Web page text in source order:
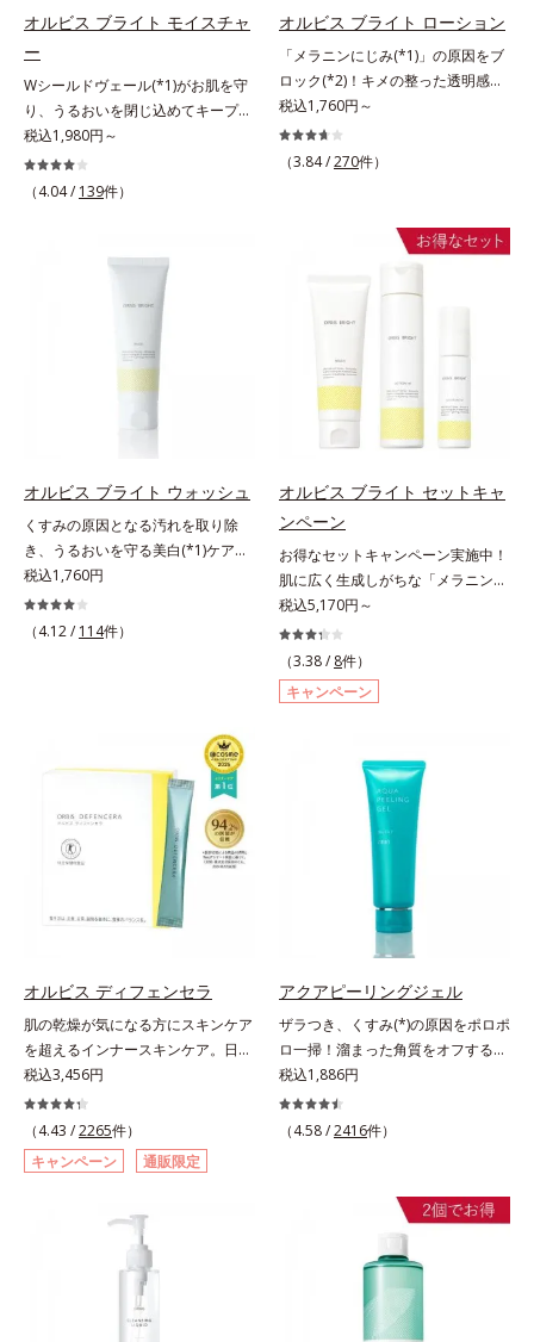
透力(*2)と安定性を実現。毛穴の目
立ちをしっかりケア(*3)して、ゆら
ぎやすいニキビ肌を、みずみずしい
清潔な垢抜け肌(*4)へと導きます。
たっぷりの保湿成分で低刺激。敏感
(*5)。*1 テトラ2-ヘキシルデカン酸
アスコルビル、天然ビタミンE、イ
うるおいによりキメを整えて毛穴を
目立たなくする*4 洗浄による汚れ
の除去*5 すべての方に皮膚刺激が
おきないというわけではありません
※敏感肌対象パッチテスト済（すべ
ての人に皮膚刺激がおきないという
わけではありません）
て、高い浸透力(*6)と安定性を実
現。毛穴の目立ちをしっかりケア
(*7)して、ゆらぎやすいニキビ肌
を、みずみずしい清潔な垢抜け肌
(*1)へと導きます。たっぷりの保湿
成分で低刺激。敏感肌の方にもお使
脂性肌～普通肌）M＝しっとりタイ
プ（ニキビのできやすい肌・普通肌
～乾性肌）*1 洗浄による汚れの除
ヘキシルデカン酸アスコルビル配合
＝整肌成分*4 天然ビタミンE、イノ
シット、フィチン酸、ユズセラミ
ド、スフィンゴ糖脂質*5 テトラ2-
ヘキシルデカン酸アスコルビル、天
ン酸、ユズセラミド、スフィンゴ糖
脂質配合＝肌をなめらかに整える整
肌成分*6 角層まで*7 うるおいによ
りキメを整えて毛穴を目立たなくす
る*8 すべての方に皮膚刺激がおき
ないというわけではありません※敏
感肌対象パッチテスト済（すべての
人に皮膚刺激がおきないというわけ
ではありません）※弱酸性（ローシ
ョン・モイスチャーのみ）
オルビス ブライト モイスチャ
ー
Wシールドヴェール(*1)がお肌を守
り、うるおいを閉じ込めてキープす
る美白(*2)保湿液。業界初(*3)知見
「メラニンの第三のルート」である
「横のひろがり」に着目して、全方
てしまった紫外線ダメージをきっか
けに、肌深く(*6)では「メラニンに
じみ(*7)」が発現。シミやそばかす
という「点」だけでなく、透明感の
なさなどの「面」での透明感を阻害
する原因を引き起こしていることが
ライト シリーズは「メラニンにじ
C(*8)」を採用。肌奥(*6)まで浸透
ラニンの生成を食い止めます。また
オルビス独自成分の「ブライトVC
コンプレックス(*9)」が、透明感を
阻害する原因(*10)にアプローチし
ます。さらに肌表面のなめらかさや
透明感を包括的にサポート。全方位
ケアのアプローチによって、肌本来
の輝きを生かして澄み渡る、輝き透
明肌を叶えます。L＝さっぱりタイ
プ（脂性肌～普通肌）M＝しっとり
タイプ（普通肌～乾性肌）*1 γ－グ
ルタミン酸ポリペプチド、２－メタ
クリロイルオキシエチルホスホリル
コリン・メタクリル酸ブチル共重合
ミ・ソバカスを防ぐ*3 日本化粧品
トに着目し、日本放射線影響学会第
53回大会で2010年10月に初めて発
表したこと*4 うるおいにより透明
感のある肌*5 うるおいによる*6 メ
ラノサイトまで*7 シミ・ソバカス
が肌表面にあらわれること*8 L-ア
スコルビン酸 2-グルコシド、パウダ
ルコ樹皮エキス、油溶性甘草エキス
税込1,980円～
（4.04 / 139件）
オルビス ブライト ローション
「メラニンにじみ(*1)」の原因をブ
ロック(*2)！キメの整った透明感
(*3)のある肌印象へ導く美白(*2)化
粧水。業界初(*4)知見「メラニンの
第三のルート」である「横のひろが
リーズです。受けてしまった紫外線
ダメージをきっかけに、肌深く(*6)
けでなく、透明感のなさなどの
「面」での透明感を阻害する原因を
引き起こしていることがわかりまし
た。そこでオルビス ブライト シリ
ーズは「メラニンにじみ」に着目し
て「高圧処理ビタミンC(*7)」を採
用。肌奥(*6)まで浸透し、シミやソ
バカスの原因となるメラニンの生成
を食い止めます。またオルビス独自
成分の「ブライトVCコンプレック
ス(*8)」が、透明感を阻害する原因
(*9)にアプローチします。さらに肌
表面のなめらかさやみずみずしさを
サポートするために、肌荒れ防止有
効成分と速効性と持続性、2種の保
湿成分も配合し、透明感を包括的に
によって、肌本来の輝きを生かして
澄み渡る、輝き透明肌を叶えます。
L＝さっぱりタイプ（脂性肌～普通
肌）M＝しっとりタイプ（普通肌～
乾性肌）*1 シミ・ソバカスが肌表
面にあらわれること*2 メラニンの
生成を抑え、シミ・ソバカスを防ぐ
*3 うるおいにより透明感のある肌
*4 日本化粧品業界で初めてメラニ
ンの第三のルートに着目し、日本放
射線影響学会第53回大会で2010年
10月に初めて発表したこと*5 うる
おいによる*6 メラノサイトまで*7
L-アスコルビン酸 2-グルコシド*8
L-アスコルビン酸 2-グルコシド、パ
ウダルコ樹皮エキス、油溶性甘草エ
税込1,760円～
（3.84 /270件）
オルビス ブライト ウォッシュ
くすみの原因となる汚れを取り除
き、うるおいを守る美白(*1)ケアシ
リーズの洗顔料。業界初(*2)知見
「メラニンの第三のルート」である
「横のひろがり」に着目して、全方
じみ(*6)」が発現。シミやそばかす
という「点」だけでなく、透明感の
なさなどの「面」での透明感を阻害
する原因を引き起こしていることが
わかりました。そこでオルビス ブ
ライト シリーズは「メラニンにじ
み」に着目して「高圧処理ビタミン
C(*7)」を採用。肌奥(*5)まで浸透
オルビス独自成分の「ブライトVC
コンプレックス(*8)」が、透明感を
阻害する原因(*9)にアプローチしま
す。さらに肌表面のなめらかさやみ
ずみずしさをサポートするために、
肌荒れ防止有効成分と速効性と持続
性、2種の保湿成分も配合し、透明
感を包括的にサポート。全方位ケア
きを生かして澄み渡る、輝き透明肌
を叶えます。L＝さっぱりタイプ
（脂性肌～普通肌）M＝しっとりタ
イプ（普通肌～乾性肌）*1 メラニ
ンの生成を抑え、シミ・ソバカスを
税込1,760円
（4.12 / 114件）
オルビス ブライト セットキャ
ンペーン
お得なセットキャンペーン実施中！
肌に広く生成しがちな「メラニンに
じみ(*1)」の原因をブロック(*2)！
澄み渡る輝き透明肌(*3)へ。業界初
(*4)知見「メラニンの第三のルー
ト」である「横のひろがり」に着目
して、全方位から透明肌を目指すブ
す。受けてしまった紫外線ダメージ
をきっかけに、肌深く(*6)では「メ
ラニンにじみ(*1)」が発現。シミや
ソバカスという「点」だけでなく、
透明感のなさなどの「面」での透明
感を阻害する原因を引き起こしてい
ることがわかりました。そこでオル
ビス ブライト シリーズは「メラニ
ンにじみ」に着目して「高圧処理ビ
タミンC(*7)」を採用。肌奥(*6)まで
浸透し、シミやソバカスの原因とな
るメラニンの生成を食い止めます。
またオルビス独自成分の「ブライト
VCコンプレックス(*8)」が、透明感
を阻害する原因(*9)にアプローチし
ます。さらに肌表面のなめらかさや
持続性、2種の保湿成分も配合し、
透明感を包括的にサポート。全方位
ケアのアプローチによって、肌本来
明肌を叶えます。L＝さっぱりタイ
プ（脂性肌～普通肌）M＝しっとり
税込5,170円～
（3.38 / 8件）
キャンペーン
オルビス ディフェンセラ
肌の乾燥が気になる方にスキンケア
を超えるインナースキンケア。日本
初(*1)“肌にもトクホ(*2)”！肌の乾燥
が気になる方に。高純度に精製した
米胚芽由来のグルコシルセラミドを
配合。「肌の水分を逃しにくくする
ため、肌の乾燥が気になる方に適し
食品（トクホ）のインナースキンケ
アです。“飲むスキンケア”だから、
顔だけでなく、背中や足など、スキ
ンケア機能は全身にも。なかなか手
が回らない、ボディの乾燥対策にも
税込3,456円
（4.43 /2265件）
キャンペーン
通販限定
アクアピーリングジェル
ザラつき、くすみ(*)の原因をポロポ
ロ一掃！溜まった角質をオフするピ
ーリングジェル。ミネラル豊富な水
80％とアンズ果汁で保湿効果も。化
粧のりの悪さやくすみなどを、一気
ル」は毎日の洗顔では落とせない溜
まった角質を、くるくるなじませる
だけで肌に負担をかけずに取り除き
ます。海洋深層水配合の水ベースと
アンズ果汁で、角質を自然にはがれ
やすく浮かせてから、「消しゴム」
税込1,886円
（4.58 /2416件）